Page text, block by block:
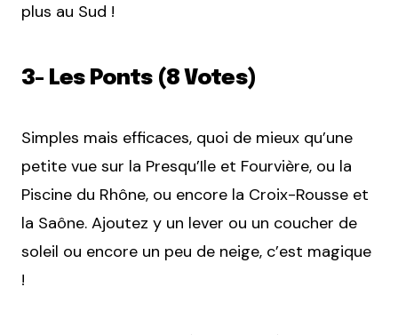
plus au Sud !
3- Les Ponts (8 Votes)
Simples mais efficaces, quoi de mieux qu’une
petite vue sur la Presqu’Ile et Fourvière, ou la
Piscine du Rhône, ou encore la Croix-Rousse et
la Saône. Ajoutez y un lever ou un coucher de
soleil ou encore un peu de neige, c’est magique
!